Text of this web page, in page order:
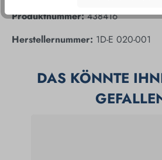
Produktnummer:438416
Herstellernummer: 1D-E 020-001
DAS KÖNNTE